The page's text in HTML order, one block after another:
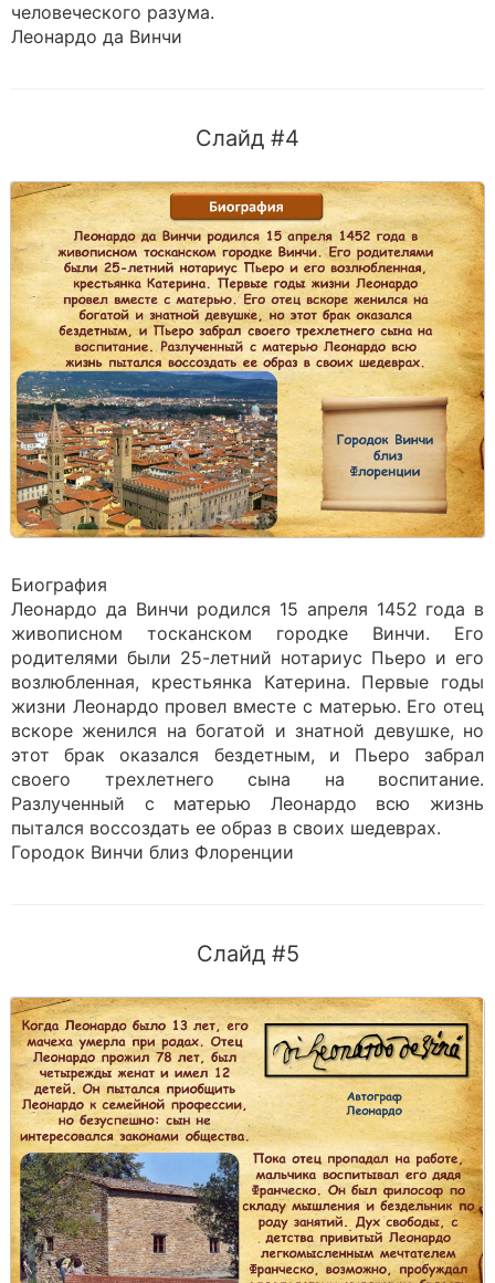
человеческого разума.
Леонардо да Винчи
Слайд #4
Биография
Леонардо да Винчи родился 15 апреля 1452 года в
живописном тосканском городке Винчи. Его
родителями были 25-летний нотариус Пьеро и его
возлюбленная, крестьянка Катерина. Первые годы
жизни Леонардо провел вместе с матерью. Его отец
вскоре женился на богатой и знатной девушке, но
этот брак оказался бездетным, и Пьеро забрал
своего трехлетнего сына на воспитание.
Разлученный с матерью Леонардо всю жизнь
пытался воссоздать ее образ в своих шедеврах.
Городок Винчи близ Флоренции
Слайд #5